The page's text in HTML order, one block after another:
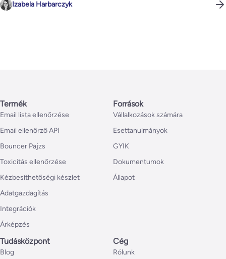
Izabela Harbarczyk
Termék
Email lista ellenőrzése
Email ellenőrző API
Bouncer Pajzs
Toxicitás ellenőrzése
Kézbesíthetőségi készlet
Adatgazdagítás
Integrációk
Árképzés
Források
Vállalkozások számára
Esettanulmányok
GYIK
Dokumentumok
Állapot
Tudásközpont
Blog
Cég
Rólunk